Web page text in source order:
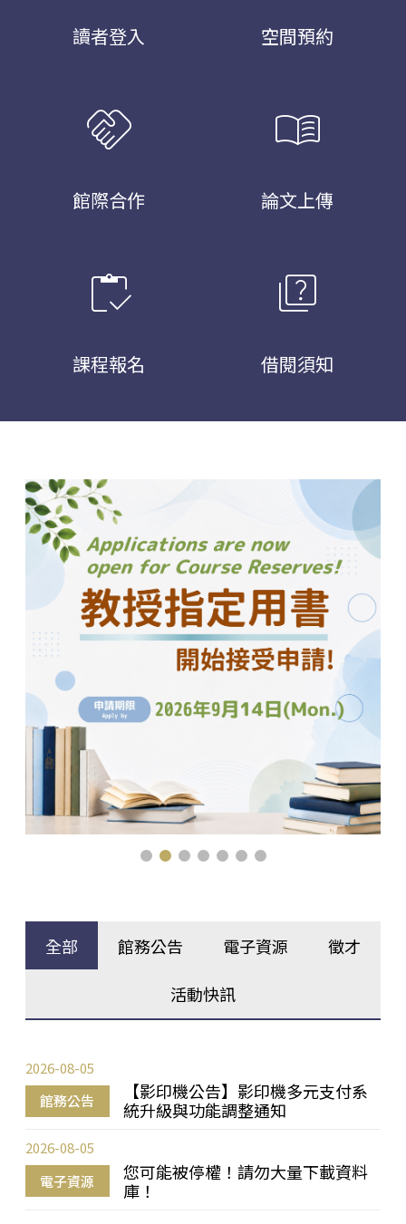
讀者登入 空間預約
handshake
館際合作
menu_book
論文上傳
inventory
課程報名
quiz
借閱須知
全部 館務公告 電子資源 徵才
活動快訊
館務公告
【影印機公告】影印機多元支付系
統升級與功能調整通知
2026-08-05
電子資源
您可能被停權！請勿大量下載資料
庫！
2026-08-05